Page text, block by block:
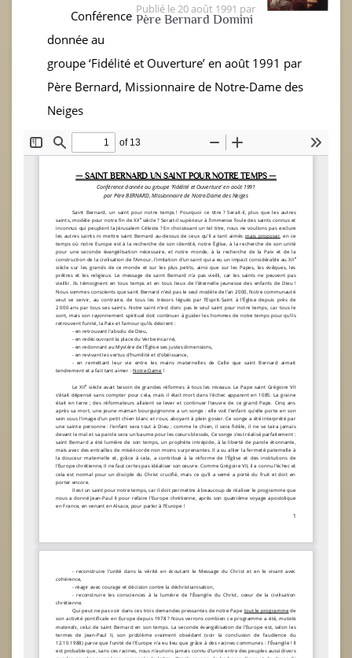
Publié le20 août 1991 par
Père Bernard Domini
Conférence
donnée au
groupe ‘Fidélité et Ouverture’ en août 1991 par
Père Bernard, Missionnaire de Notre-Dame des
Neiges